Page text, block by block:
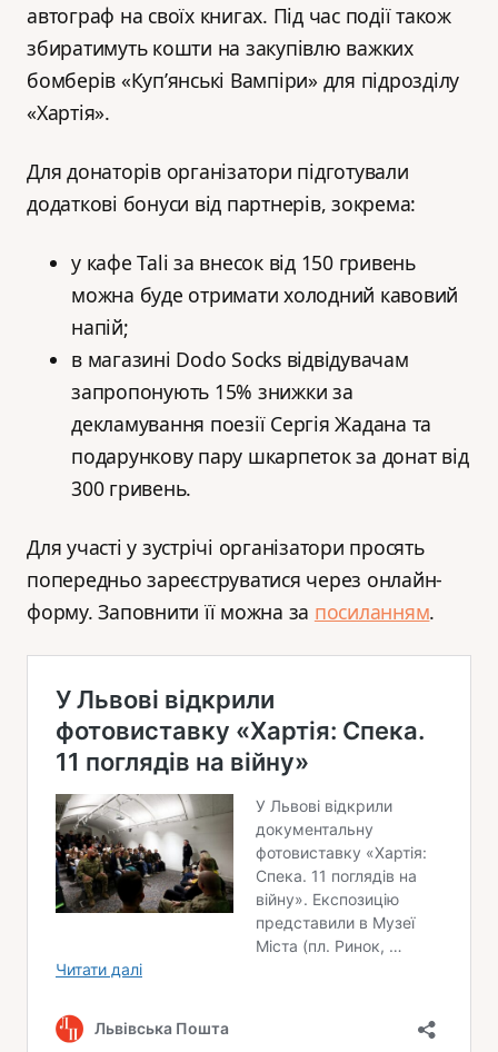
автограф на своїх книгах. Під час події також
збиратимуть кошти на закупівлю важких
бомберів «Куп’янські Вампіри» для підрозділу
«Хартія».
Для донаторів організатори підготували
додаткові бонуси від партнерів, зокрема:
у кафе Tali за внесок від 150 гривень
можна буде отримати холодний кавовий
напій;
в магазині Dodo Socks відвідувачам
запропонують 15% знижки за
декламування поезії Сергія Жадана та
подарункову пару шкарпеток за донат від
300 гривень.
Для участі у зустрічі організатори просять
попередньо зареєструватися через онлайн-
форму. Заповнити її можна за посиланням.